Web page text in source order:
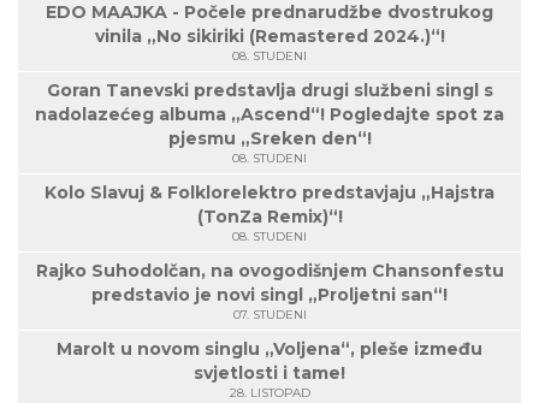
EDO MAAJKA - Počele prednarudžbe dvostrukog
vinila „No sikiriki (Remastered 2024.)“!
08. STUDENI
Goran Tanevski predstavlja drugi službeni singl s
nadolazećeg albuma „Ascend“! Pogledajte spot za
pjesmu „Sreken den“!
08. STUDENI
Kolo Slavuj & Folklorelektro predstavjaju „Hajstra
(TonZa Remix)“!
08. STUDENI
Rajko Suhodolčan, na ovogodišnjem Chansonfestu
predstavio je novi singl „Proljetni san“!
07. STUDENI
Marolt u novom singlu „Voljena“, pleše između
svjetlosti i tame!
28. LISTOPAD